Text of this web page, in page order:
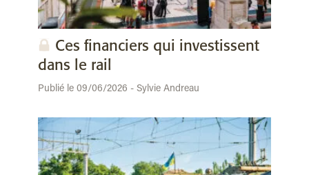
Ces financiers qui investissent
dans le rail
Publié le 09/06/2026 - Sylvie Andreau